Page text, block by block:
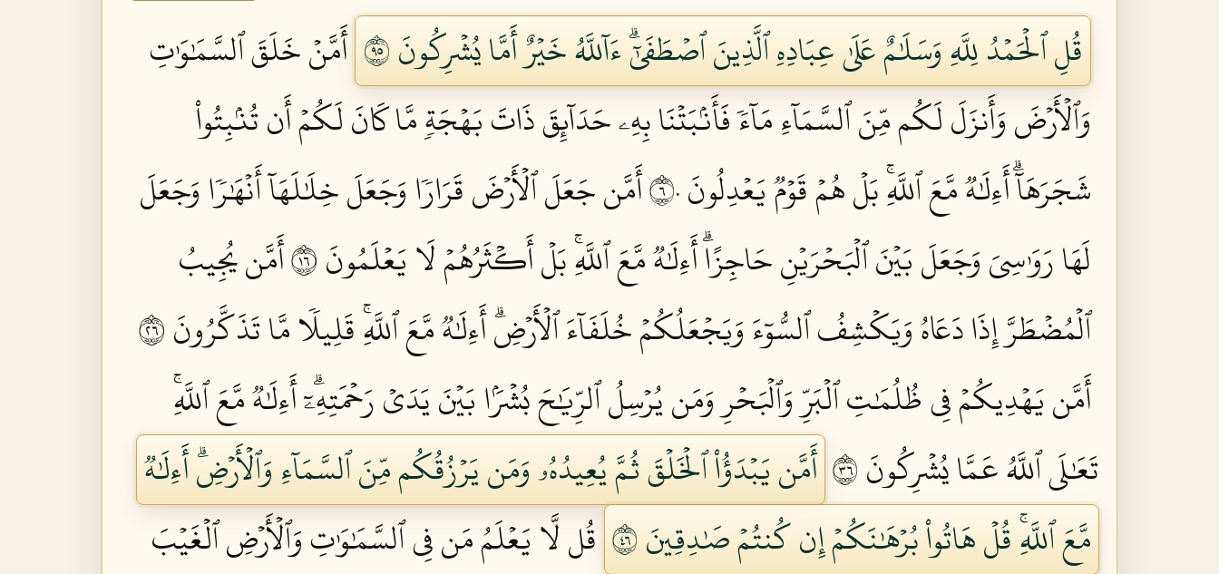
قُلِ ٱلۡحَمۡدُ لِلَّهِ وَسَلَٰمٌ عَلَىٰ عِبَادِهِ ٱلَّذِينَ ٱصۡطَفَىٰٓۗ ءَآللَّهُ خَيۡرٌ أَمَّا يُشۡرِكُونَ ٥٩
أَمَّنۡ خَلَقَ ٱلسَّمَٰوَٰتِ
وَٱلۡأَرۡضَ وَأَنزَلَ لَكُم مِّنَ ٱلسَّمَآءِ مَآءٗ فَأَنۢبَتۡنَا بِهِۦ حَدَآئِقَ ذَاتَ بَهۡجَةٖ مَّا كَانَ لَكُمۡ أَن تُنۢبِتُواْ
شَجَرَهَآۗ أَءِلَٰهٞ مَّعَ ٱللَّهِۚ بَلۡ هُمۡ قَوۡمٞ يَعۡدِلُونَ ٦٠
أَمَّن جَعَلَ ٱلۡأَرۡضَ قَرَارٗا وَجَعَلَ خِلَٰلَهَآ أَنۡهَٰرٗا وَجَعَلَ
لَهَا رَوَٰسِيَ وَجَعَلَ بَيۡنَ ٱلۡبَحۡرَيۡنِ حَاجِزًاۗ أَءِلَٰهٞ مَّعَ ٱللَّهِۚ بَلۡ أَكۡثَرُهُمۡ لَا يَعۡلَمُونَ ٦١
أَمَّن يُجِيبُ
ٱلۡمُضۡطَرَّ إِذَا دَعَاهُ وَيَكۡشِفُ ٱلسُّوٓءَ وَيَجۡعَلُكُمۡ خُلَفَآءَ ٱلۡأَرۡضِۗ أَءِلَٰهٞ مَّعَ ٱللَّهِۚ قَلِيلٗا مَّا تَذَكَّرُونَ ٦٢
أَمَّن يَهۡدِيكُمۡ فِي ظُلُمَٰتِ ٱلۡبَرِّ وَٱلۡبَحۡرِ وَمَن يُرۡسِلُ ٱلرِّيَٰحَ بُشۡرَۢا بَيۡنَ يَدَيۡ رَحۡمَتِهِۦٓۗ أَءِلَٰهٞ مَّعَ ٱللَّهِۚ
تَعَٰلَى ٱللَّهُ عَمَّا يُشۡرِكُونَ ٦٣
أَمَّن يَبۡدَؤُاْ ٱلۡخَلۡقَ ثُمَّ يُعِيدُهُۥ وَمَن يَرۡزُقُكُم مِّنَ ٱلسَّمَآءِ وَٱلۡأَرۡضِۗ أَءِلَٰهٞ
مَّعَ ٱللَّهِۚ قُلۡ هَاتُواْ بُرۡهَٰنَكُمۡ إِن كُنتُمۡ صَٰدِقِينَ ٦٤
قُل لَّا يَعۡلَمُ مَن فِي ٱلسَّمَٰوَٰتِ وَٱلۡأَرۡضِ ٱلۡغَيۡبَ